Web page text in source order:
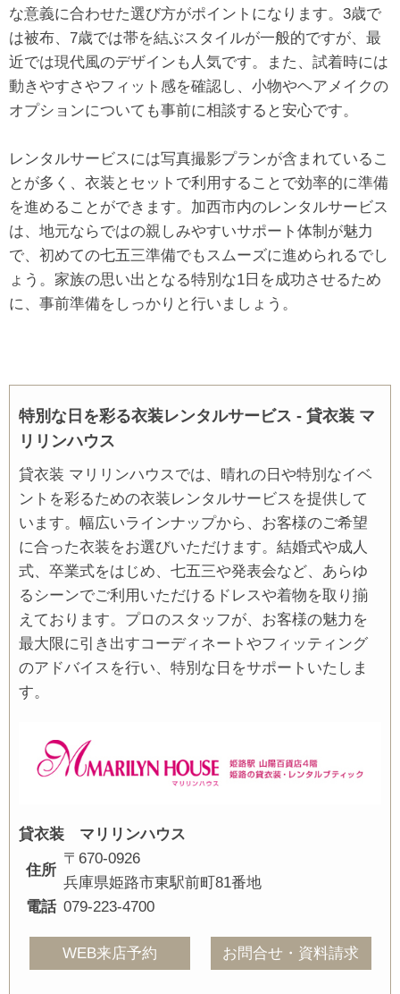
な意義に合わせた選び方がポイントになります。3歳で
は被布、7歳では帯を結ぶスタイルが一般的ですが、最
近では現代風のデザインも人気です。また、試着時には
動きやすさやフィット感を確認し、小物やヘアメイクの
オプションについても事前に相談すると安心です。
レンタルサービスには写真撮影プランが含まれているこ
とが多く、衣装とセットで利用することで効率的に準備
を進めることができます。加西市内のレンタルサービス
は、地元ならではの親しみやすいサポート体制が魅力
で、初めての七五三準備でもスムーズに進められるでし
ょう。家族の思い出となる特別な1日を成功させるため
に、事前準備をしっかりと行いましょう。
特別な日を彩る衣装レンタルサービス - 貸衣装 マ
リリンハウス
貸衣装 マリリンハウスでは、晴れの日や特別なイベ
ントを彩るための衣装レンタルサービスを提供して
います。幅広いラインナップから、お客様のご希望
に合った衣装をお選びいただけます。結婚式や成人
式、卒業式をはじめ、七五三や発表会など、あらゆ
るシーンでご利用いただけるドレスや着物を取り揃
えております。プロのスタッフが、お客様の魅力を
最大限に引き出すコーディネートやフィッティング
のアドバイスを行い、特別な日をサポートいたしま
す。
貸衣装 マリリンハウス
住所
〒670-0926
兵庫県姫路市東駅前町81番地
電話 079-223-4700
WEB来店予約 お問合せ・資料請求